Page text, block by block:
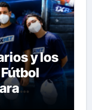
y los